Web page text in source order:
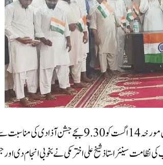
نئی دہلی، سماج نیوز: دہلی کے قدیم تعلیمی ادارہ جامعہ ریاض العلوم کے سینٹرل لایبریری میں مورخہ 14اگست کو 9.30 بجےجشن آذادی
سینئر استاذ شیخ علی اختر مکی نے بخوبی انجام دی